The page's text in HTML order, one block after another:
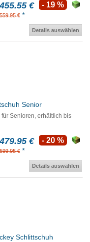
455.55 €
559.95 € *
- 19 %
Details auswählen
Senior
Senioren, erhältlich bis
479.95 €
599.95 € *
- 20 %
Details auswählen
Schlittschuh